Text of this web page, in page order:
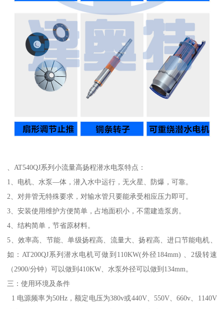
、AT540QJ系列小流量高扬程潜水电泵特点：
1、电机、水泵—体，潜入水中运行，无火星、防爆，可靠。
2、对井管无特殊要求，对输水管只要能承受相应压力即可。
3、安装使用维护方便简单，占地面积小，不需建造泵房。
4、结构简单，节省原材料。
5、效率高、节能、单级扬程高、流量大、扬程高、进口节能电机、
如：AT200QJ系列潜水电机可做到110KW(外径184mm) 、2级转速
（2900/分钟）可以做到410KW、水泵外径可以做到134mm。
三：使用环境及条件
1 电源频率为50Hz，额定电压为380v或440V、550V、660v、1140V